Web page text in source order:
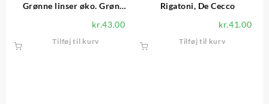
Grønne linser øko. Grøn
kr.43.00
Tilføj til kurv
Rigatoni, De Cecco
kr.41.00
Tilføj til kurv